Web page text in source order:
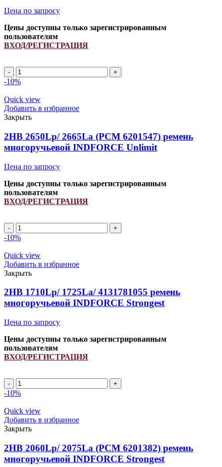
Цена по запросу
Цены доступны только зарегистрированным
пользователям
ВХОД/РЕГИСТРАЦИЯ
2HB
2195Lp/
ремень
многоручьевой
INDFORCE
Strongest
quantity
-10%
Quick view
Добавить в избранное
Закрыть
2HB 2650Lp/ 2665La (PCM 6201547) ремень
многоручьевой INDFORCE Unlimit
Цена по запросу
Цены доступны только зарегистрированным
пользователям
ВХОД/РЕГИСТРАЦИЯ
2HB
2650Lp/
(PCM
6201547)
ремень
многоручьевой
INDFORCE
Unlimit
quantity
-10%
Quick view
Добавить в избранное
Закрыть
2HB 1710Lp/ 1725La/ 4131781055 ремень
многоручьевой INDFORCE Strongest
Цена по запросу
Цены доступны только зарегистрированным
пользователям
ВХОД/РЕГИСТРАЦИЯ
2HB
1710Lp/
4131781055
ремень
многоручьевой
INDFORCE
Strongest
quantity
-10%
Quick view
Добавить в избранное
Закрыть
2HB 2060Lp/ 2075La (РСМ 6201382) ремень
многоручьевой INDFORCE Strongest